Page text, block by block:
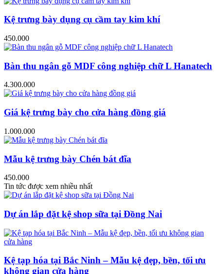
Kệ trưng bày dụng cụ cầm tay kim khí
450.000
Bàn thu ngân gỗ MDF công nghiệp chữ L Hanatech
4.300.000
Giá kệ trưng bày cho cửa hàng đồng giá
1.000.000
Mẫu kệ trưng bày Chén bát đĩa
450.000
Tin tức được xem nhiều nhất
Dự án lắp đặt kệ shop sữa tại Đồng Nai
Kệ tạp hóa tại Bắc Ninh – Mẫu kệ đẹp, bền, tối ưu
không gian cửa hàng